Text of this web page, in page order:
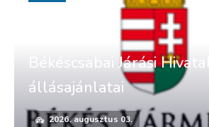
Békéscsabai Járási
állásajánlatai
2026. augusztus 03.